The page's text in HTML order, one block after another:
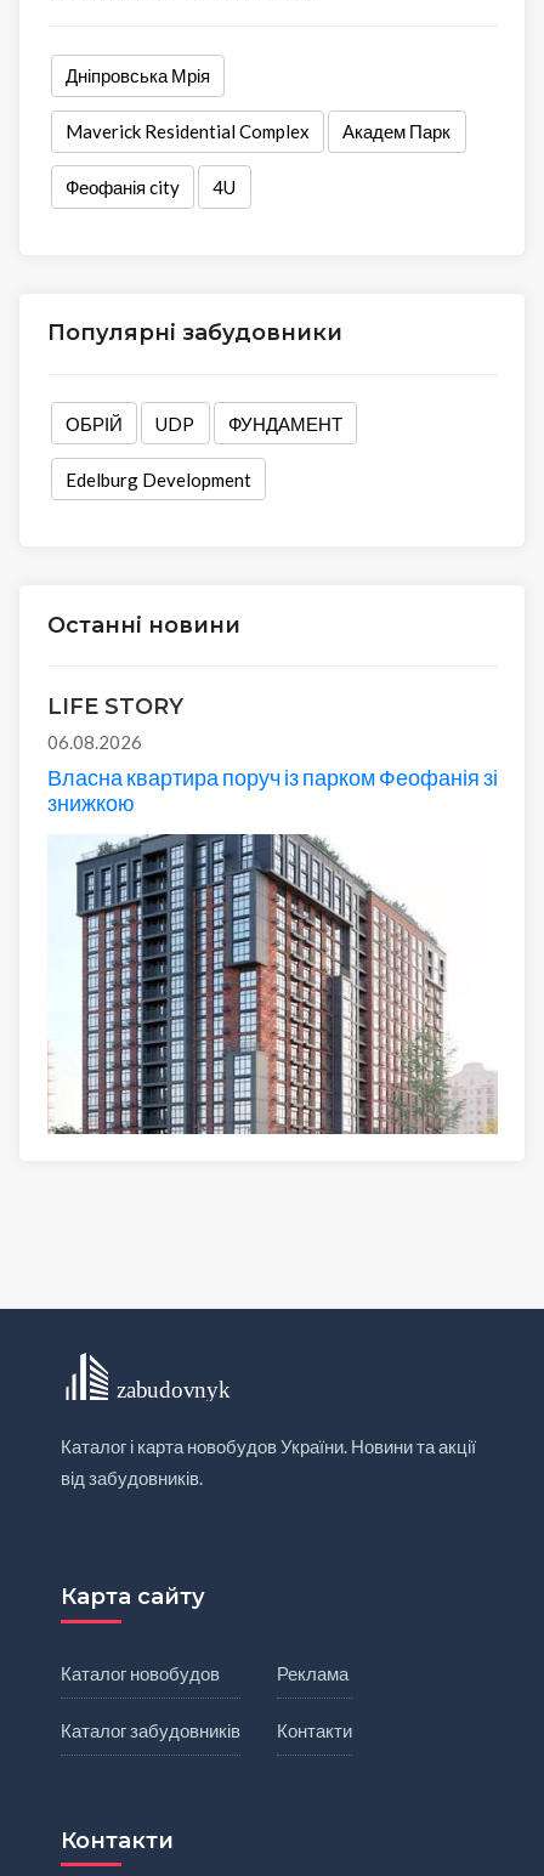
Дніпровська Мрія
Maverick Residential Complex Академ Парк
Феофанія city 4U
Популярні забудовники
ОБРІЙ UDP ФУНДАМЕНТ
Edelburg Development
Останні новини
LIFE STORY
06.08.2026
Власна квартира поруч із парком Феофанія зі
знижкою
Каталог і карта новобудов України. Новини та акції
від забудовників.
Карта сайту
Каталог новобудов
Каталог забудовників
Реклама
Контакти
Контакти